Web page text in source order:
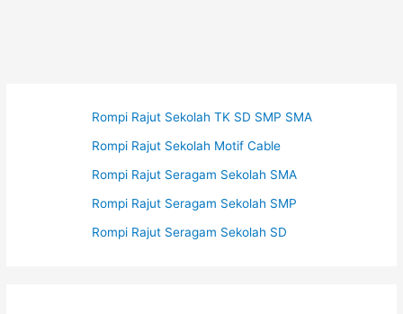
Rompi Rajut Sekolah TK SD SMP SMA
Rompi Rajut Sekolah Motif Cable
Rompi Rajut Seragam Sekolah SMA
Rompi Rajut Seragam Sekolah SMP
Rompi Rajut Seragam Sekolah SD